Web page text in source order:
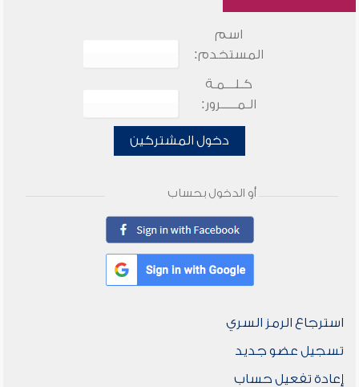
اسم
المستخدم:
كـلـــمـة
الـمـــــرور:
دخول المشتركين
أو الدخول بحساب
استرجاع الرمز السري
تسجيل عضو جديد
إعادة تفعيل حساب